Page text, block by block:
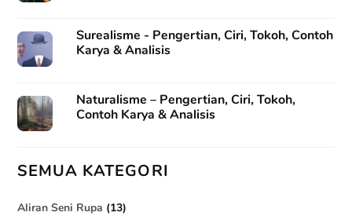
Surealisme - Pengertian, Ciri, Tokoh, Contoh
Karya & Analisis
Naturalisme – Pengertian, Ciri, Tokoh,
Contoh Karya & Analisis
SEMUA KATEGORI
Aliran Seni Rupa (13)